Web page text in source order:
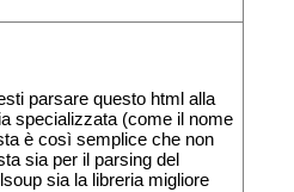
parsare questo html alla
specializzata (come il nome
è così semplice che non
sia per il parsing del
sia la libreria migliore